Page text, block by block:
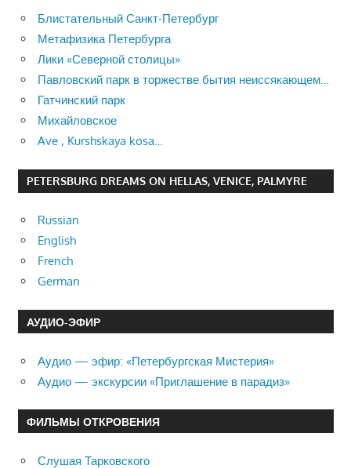
Блистательный Санкт-Петербург
Метафизика Петербурга
Лики «Северной столицы»
Павловский парк в торжестве бытия неиссякающем…
Гатчинский парк
Михайловское
Ave , Kurshskaya kosa…
PETERSBURG DREAMS ON HELLAS, VENICE, PALMYRE
Russian
English
French
German
АУДИО-ЭФИР
Аудио — эфир: «Петербургская Мистерия»
Аудио — экскурсии «Приглашение в парадиз»
ФИЛЬМЫ ОТКРОВЕНИЯ
Слушая Тарковского